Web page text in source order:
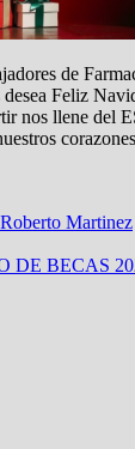
de
Feliz
nos llene
Martinez
DE BECAS